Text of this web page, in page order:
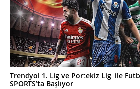
Trendyol 1. Lig ve Portekiz Ligi ile
SPORTS’ta Başlıyor